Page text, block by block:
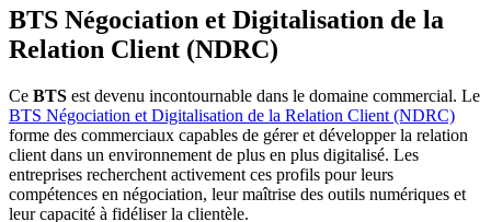
BTS Négociation et Digitalisation de la
Relation Client (NDRC)
Ce BTS est devenu incontournable dans le domaine commercial. Le
BTS Négociation et Digitalisation de la Relation Client (NDRC)
forme des commerciaux capables de gérer et développer la relation
client dans un environnement de plus en plus digitalisé. Les
entreprises recherchent activement ces profils pour leurs
compétences en négociation, leur maîtrise des outils numériques et
leur capacité à fidéliser la clientèle.